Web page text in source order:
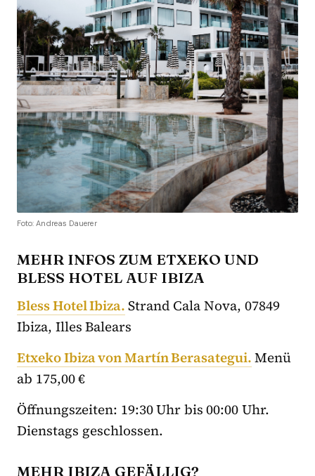
Foto: Andreas Dauerer
MEHR INFOS ZUM ETXEKO UND
BLESS HOTEL AUF IBIZA
Bless Hotel Ibiza.Strand Cala Nova, 07849
Ibiza, Illes Balears
Etxeko Ibiza von Martín Berasategui.Menü
ab 175,00 €
Öffnungszeiten: 19:30 Uhr bis 00:00 Uhr.
Dienstags geschlossen.
MEHR IBIZA GEFÄLLIG?